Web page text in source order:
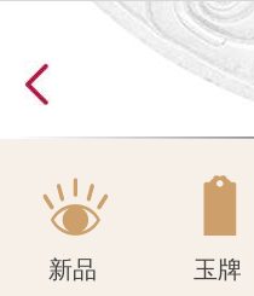
原石 南红
新品 玉牌